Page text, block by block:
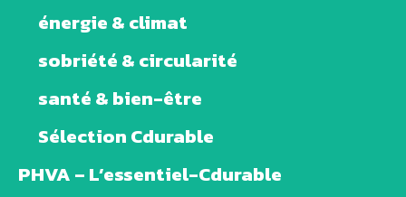
énergie & climat
sobriété & circularité
santé & bien-être
Sélection Cdurable
PHVA – L’essentiel-Cdurable